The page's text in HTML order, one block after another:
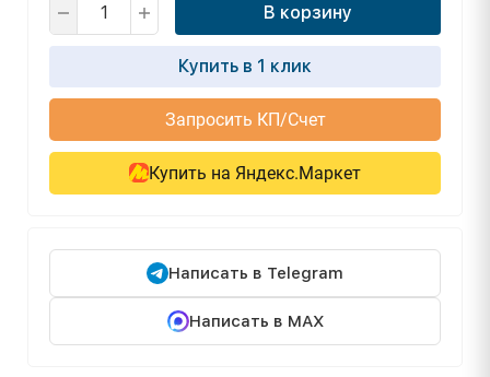
В корзину
Купить в 1 клик
Запросить КП/Счет
Купить на Яндекс.Маркет
Написать в Telegram
Написать в MAX